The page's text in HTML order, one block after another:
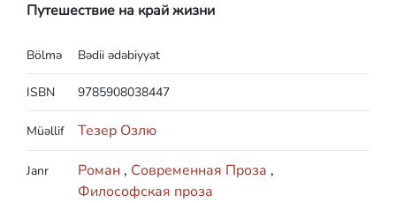
Путешествие на край жизни
Bölmə Bədii ədəbiyyat
ISBN 9785908038447
Müəllif Тезер Озлю
Janr Роман , Современная Проза ,
Философская проза